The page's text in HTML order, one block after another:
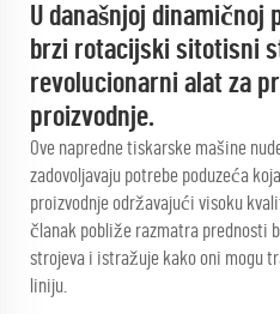
U današnjoj dinamičnoj
brzi rotacijski sitotisni
revolucionarni alat za
proizvodnje.
Ove napredne tiskarske mašine
zadovoljavaju potrebe poduzeća
proizvodnje održavajući visoku
članak pobliže razmatra prednosti
strojeva i istražuje kako oni mogu
liniju.